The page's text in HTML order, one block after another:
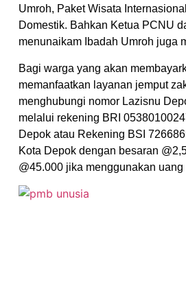
Umroh, Paket Wisata
Domestik. Bahkan Ketua PCNU
menunaikam Ibadah Umroh juga
Bagi warga yang akan
memanfaatkan layanan jemput
menghubungi nomor Lazisnu
melalui rekening BRI
Depok atau Rekening BSI
Kota Depok dengan besaran
@45.000 jika menggunakan uang